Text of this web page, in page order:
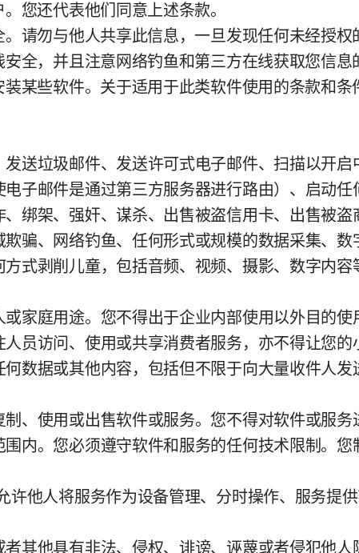
您还代表他们同意上述条款。
请勿与他人共享此信息，一旦发现任何未经授
全，并且注意网络钓鱼和第三方在线获取您信息
某些软件。关于适用于此类软件使用的条款和条
送垃圾邮件、发送许可式电子邮件、扫描以开
子邮件是通过第三方服务器进行路由）、启动
绑架、强奸、谋杀、出售被盗信用卡、出售被盗
骗、网络钓鱼、任何形式或规模的数据采集、数
式剥削儿童，包括音频、视频、摄影、数字内容
家庭用途。您不得出于企业内部使用以外目的
员访问、使用或共享消费者服务，亦不得让您的
数据或其他内容，包括但不限于向大量收件人
、使用或出售软件或服务。您不得对软件或服务
内。您必须遵守软件和服务的任何技术限制。
他人将服务作为设备管理、分时操作、服务提
其他具有非法、侵权、诽谤、诬蔑或者侵犯他